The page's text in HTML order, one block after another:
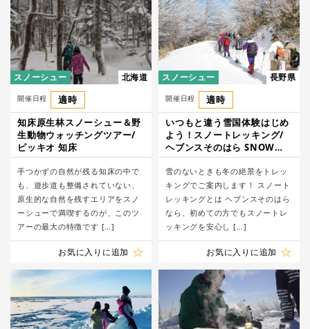
スノーシュー 北海道
開催日程
適時
知床原生林スノーシュー＆野
生動物ウォッチングツアー/
ピッキオ 知床
手つかずの自然が残る知床の中で
も、遊歩道も整備されていない、
原生的な自然を残すエリアをスノ
ーシューで満喫するのが、このツ
アーの最大の特徴です […]
お気に入りに追加
スノーシュー 長野県
開催日程
適時
いつもと違う雪国体験はじめ
よう！スノートレッキング/
ヘブンスそのはら SNOW
WORLD
雪のないときも冬の絶景をトレッ
キングでご案内します！ スノート
レッキングとは ヘブンスそのはら
なら、初めての方でもスノートレ
ッキングを安心し […]
お気に入りに追加